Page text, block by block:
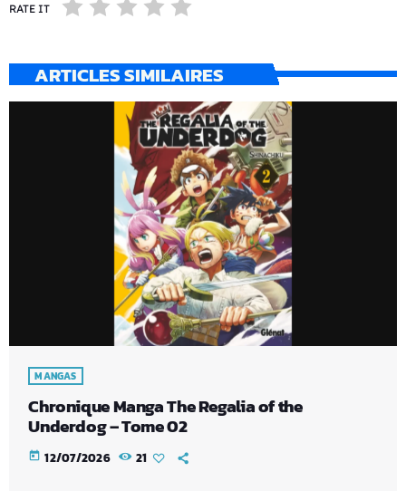
RATE IT
ARTICLES SIMILAIRES
MANGAS
Chronique Manga The Regalia of the
Underdog – Tome 02
today 12/07/2026 21